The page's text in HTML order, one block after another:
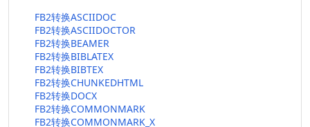
FB2转换ASCIIDOC
FB2转换ASCIIDOCTOR
FB2转换BEAMER
FB2转换BIBLATEX
FB2转换BIBTEX
FB2转换CHUNKEDHTML
FB2转换DOCX
FB2转换COMMONMARK
FB2转换COMMONMARK_X